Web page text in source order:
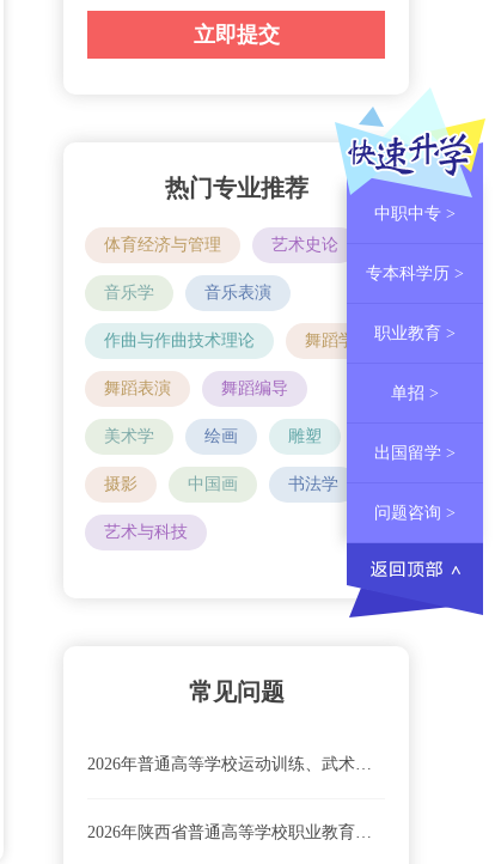
热门专业推荐
体育经济与管理 艺术史论
音乐学 音乐表演
作曲与作曲技术理论 舞蹈学
舞蹈表演 舞蹈编导
美术学 绘画 雕塑
摄影 中国画 书法学
艺术与科技
常见问题
2026年普通高等学校运动训练、武术与民族传统体育专业招生院校
2026年陕西省普通高等学校职业教育单独招生报名及考试工作实施办法
中职中专 >
专本科学历 >
职业教育 >
单招 >
出国留学 >
问题咨询 >